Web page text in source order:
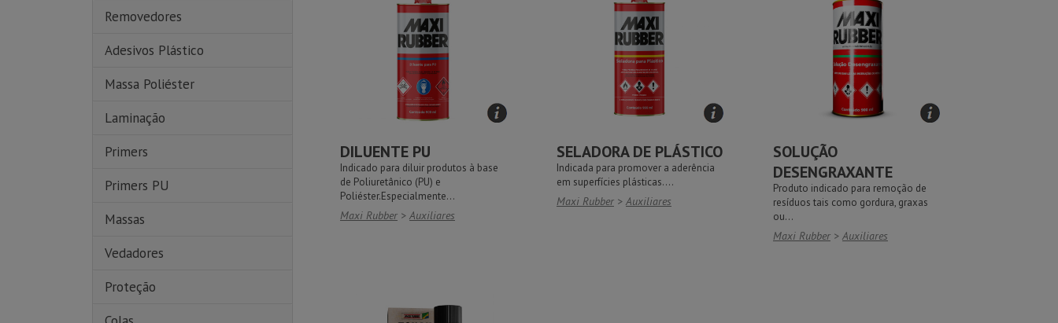
Removedores
Adesivos Plástico
Massa Poliéster
Laminação
Primers
Primers PU
Massas
Vedadores
Proteção
DILUENTE PU
Indicado para diluir produtos à base
de Poliuretânico (PU) e
Poliéster.Especialmente...
Maxi Rubber > Auxiliares
SELADORA DE PLÁSTICO
Indicada para promover a aderência
em superfícies plásticas....
Maxi Rubber > Auxiliares
SOLUÇÃO
DESENGRAXANTE
Produto indicado para remoção de
resíduos tais como gordura, graxas
ou...
Maxi Rubber > Auxiliares